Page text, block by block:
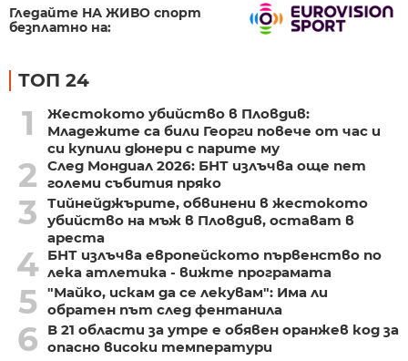
Гледайте НА ЖИВО спорт
безплатно на:
ТОП 24
1
Жестокото убийство в Пловдив:
Младежите са били Георги повече от час и
си купили дюнери с парите му
2
След Мондиал 2026: БНТ излъчва още пет
големи събития пряко
3
Тийнейджърите, обвинени в жестокото
убийство на мъж в Пловдив, остават в
ареста
4 БНТ излъчва европейското първенство по
лека атлетика - вижте програмата
5 "Майко, искам да се лекувам": Има ли
обратен път след фентанила
6
В 21 области за утре е обявен оранжев код за
опасно високи температури